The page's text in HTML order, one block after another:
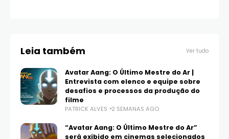
Leia também Ver tudo
Avatar Aang: O Último Mestre do Ar |
Entrevista com elenco e equipe sobre
desafios e processos da produção do
filme
PATRICK ALVES 2 SEMANAS AGO
“Avatar Aang: O Último Mestre do Ar”
será exibido em cinemas selecionados